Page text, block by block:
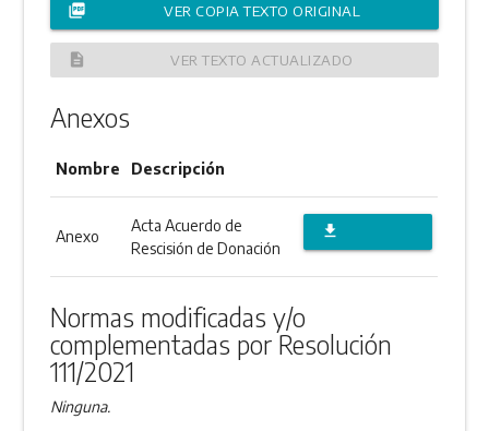
picture_as_pdf VER COPIA TEXTO ORIGINAL
description VER TEXTO ACTUALIZADO
Anexos
Nombre Descripción
Anexo
Acta Acuerdo de
Rescisión de Donación
file_download
Normas modificadas y/o
complementadas por Resolución
111/2021
Ninguna.